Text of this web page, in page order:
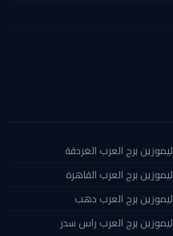
ليموزين برج العرب الغردقة
ليموزين برج العرب القاهرة
ليموزين برج العرب دهب
ليموزين برج العرب راس سدر